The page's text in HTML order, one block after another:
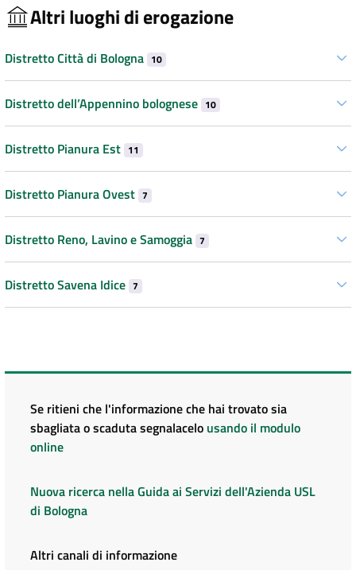
Altri luoghi di erogazione
Distretto Città di Bologna 10
Distretto dell’Appennino bolognese 10
Distretto Pianura Est 11
Distretto Pianura Ovest 7
Distretto Reno, Lavino e Samoggia 7
Distretto Savena Idice 7
Se ritieni che l'informazione che hai trovato sia
sbagliata o scaduta segnalacelo usando il modulo
online
Nuova ricerca nella Guida ai Servizi dell'Azienda USL
di Bologna
Altri canali di informazione